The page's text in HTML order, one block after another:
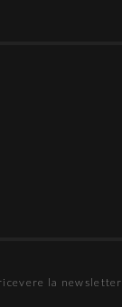
la newsletter